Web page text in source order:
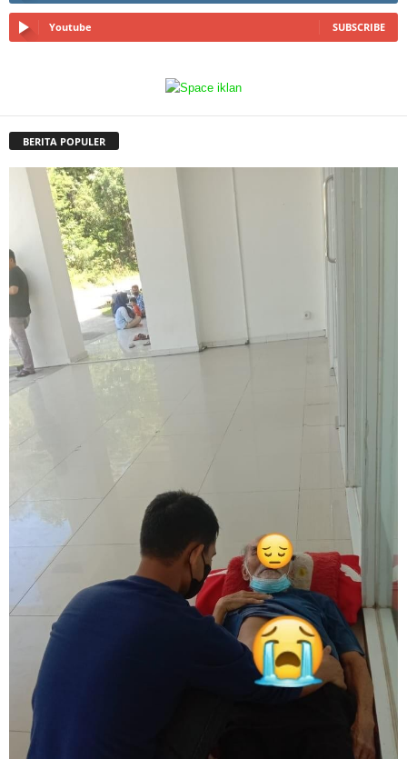
Youtube SUBSCRIBE
BERITA POPULER